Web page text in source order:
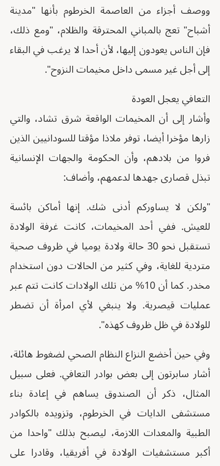
ووصف أجزاء من العاصمة الخرطوم بأنها "مدينة
أشباح" تعج بالمباني المحترقة والظلام، "ومع ذلك،
فإن الناس يعودون إليها، لأن أحدا لا يرغب في البقاء
إلى أجل غير مسمى داخل مخيمات النزوح".
التعافي يعجل العودة
وأشار إلى أن المخيمات الواقعة شرق تشاد، والتي
زارها مؤخرا أيضا، توفر ملاذا مؤقتا للسودانيين الذين
فروا من بلادهم، وأن الحكومة والجهات الإنسانية
تبذل قصارى جهدها لدعمهم، وأضاف:
"ولكن لا يساوركم أدنى شك. إنها أماكن بائسة
للعيش. ففي أحد المخيمات، كانت غرفة الولادة
تستقبل نحو 30 حالة ولادة يوميا في ظروف صحية
متردية للغاية، وفي كثير من الحالات دون استخدام
مخدر. كما أن 10% من تلك الولادات كانت تتم عبر
عمليات قيصرية. ولا ينبغي لأي امرأة أن تضطر
للولادة في ظل ظروف كهذه".
وفي حين أخضع النزاع النظام الصحي لضغوط هائلة،
أشار سابرتون إلى بعض بوادر التعافي. فعلى سبيل
المثال، ذكر أن الصندوق يساهم في إعادة بناء
مستشفى الدايات في الخرطوم، وتزويده بالكوادر
الطبية والمعدات اللازمة، ليصبح بذلك "واحدا من
أكبر مستشفيات الولادة في أفريقيا، وقادرا على